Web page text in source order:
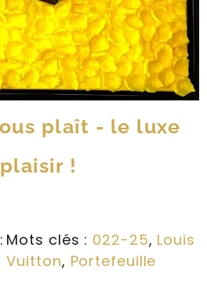
plaît - le luxe
!
Mots clés : 022-25, Louis
Vuitton, Portefeuille